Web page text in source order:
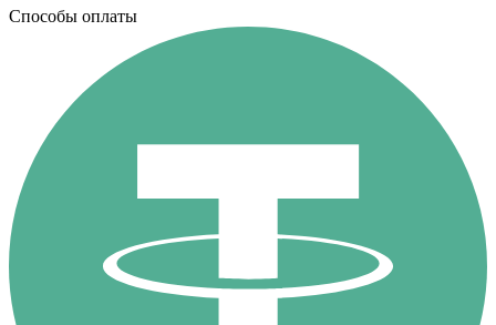
Способы оплаты